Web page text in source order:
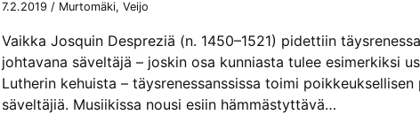
7.2.2019 / Murtomäki, Veijo
Vaikka Josquin Despreziä (n. 1450–1521) pidettiin
johtavana säveltäjä – joskin osa kunniasta tulee esimerkiksi
Lutherin kehuista – täysrenessanssissa toimi
säveltäjiä. Musiikissa nousi esiin hämmästyttävä…